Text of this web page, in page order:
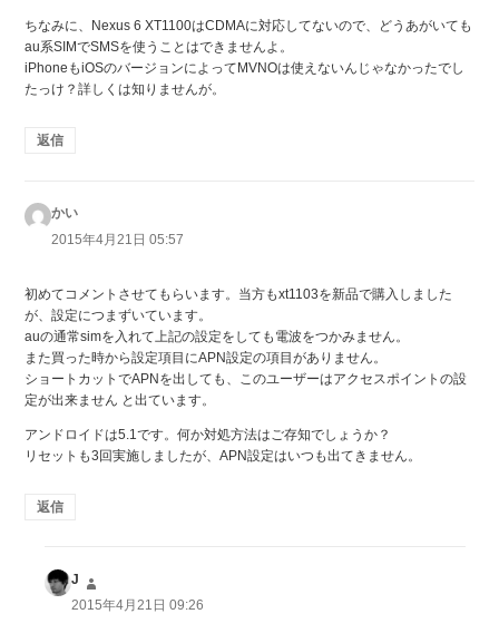
ちなみに、Nexus 6 XT1100はCDMAに対応してないので、どうあがいても
au系SIMでSMSを使うことはできませんよ。
iPhoneもiOSのバージョンによってMVNOは使えないんじゃなかったでし
たっけ？詳しくは知りませんが。
返信
かいよ
り:
2015年4月21日 05:57
初めてコメントさせてもらいます。当方もxt1103を新品で購入しました
が、設定につまずいています。
auの通常simを入れて上記の設定をしても電波をつかみません。
また買った時から設定項目にAPN設定の項目がありません。
ショートカットでAPNを出しても、このユーザーはアクセスポイントの設
定が出来ません と出ています。
アンドロイドは5.1です。何か対処方法はご存知でしょうか？
リセットも3回実施しましたが、APN設定はいつも出てきません。
返信
J
り:
2015年4月21日 09:26